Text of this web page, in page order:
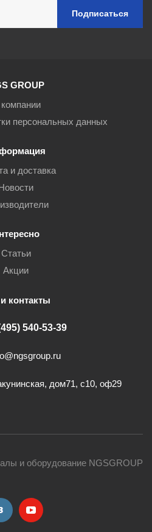
GROUP
персональных данных
и доставка
Статьи
Акции
контакты
540-53-39
дом71, с10, оф29
и оборудование NGSGROUP